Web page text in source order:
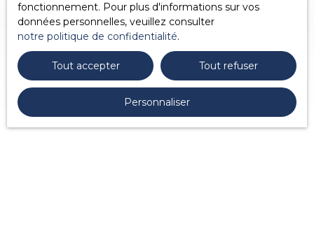
fonctionnement. Pour plus d'informations sur vos
données personnelles, veuillez consulter
notre politique de confidentialité.
Tout accepter Tout refuser
Personnaliser